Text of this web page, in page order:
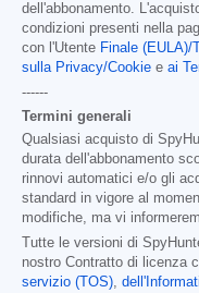
dell'abbonamento.
condizioni presenti nella
con l'Utente Finale (EULA)/
sulla Privacy/Cookie e ai
------
Termini generali
Qualsiasi acquisto di
durata dell'abbonamento
rinnovi automatici e/o gli
standard in vigore al
modifiche, ma vi
Tutte le versioni di
nostro Contratto di licenza
servizio (TOS),